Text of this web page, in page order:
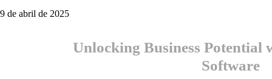
9 de abril de 2025